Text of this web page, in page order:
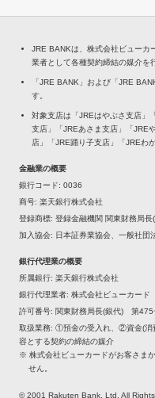
JRE BANKは、株式会社ビューカ
業者として各種契約締結の媒介を
「JRE BANK」および「JRE
す。
対象支店は「JREはやぶさ支店」
支店」「JREあさま支店」「JRE
店」「JRE踊り子支店」「JREわ
金融業の概要
銀行コード
0036
商号 楽天銀行株式会社
登録商標 登録金融機関 関東財務局
加入協会
日本証券業協会、一般社団
銀行代理業の概要
所属銀行 楽天銀行株式会社
銀行代理業者 株式会社ビューカード
許可番号
関東財務局長(銀代) 第475
取扱業務 ①預金の受入れ、②資金(消
容とする契約の締結の媒介
※ 株式会社ビューカードがお客さま
せん。
© 2001 Rakuten Bank, Ltd. All Rights